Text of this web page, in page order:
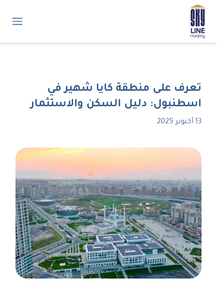
تعرف على منطقة كايا شهير في
اسطنبول: دليل السكن والاستثمار
13 أكتوبر 2025